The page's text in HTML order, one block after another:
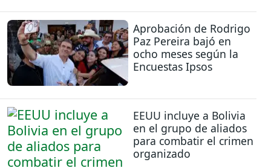
Aprobación de Rodrigo
Paz Pereira bajó en
ocho meses según la
Encuestas Ipsos
EEUU incluye a Bolivia
en el grupo de aliados
para combatir el crimen
organizado